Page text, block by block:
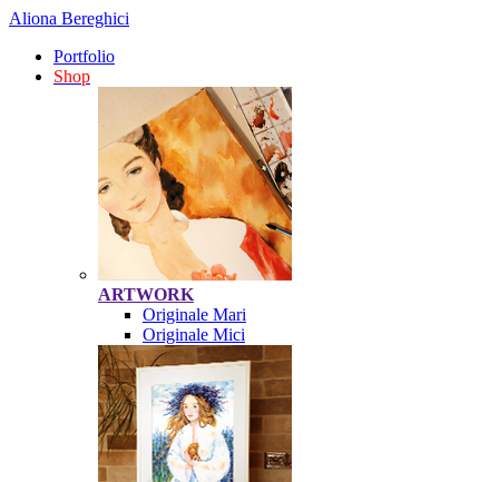
Aliona Bereghici
Portfolio
Shop
ARTWORK
Originale Mari
Originale Mici